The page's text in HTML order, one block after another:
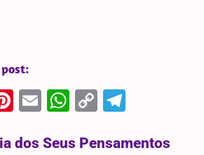
Pinterest
EmailWhatsApp
Copy
dos Seus Pensamentos